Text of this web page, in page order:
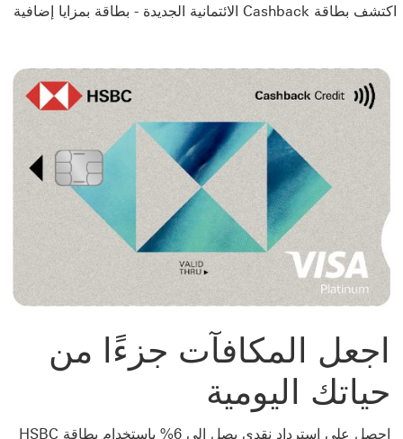
اكتشف بطاقة Cashback الائتمانية الجديدة -‏‎ ‎‏بطاقة بمزايا إضافية
اجعل المكافآت جزءًا من
حياتك اليومية
احصل على إسترداد نقدي يصل إلى 6% بإستخدام بطاقة HSBC